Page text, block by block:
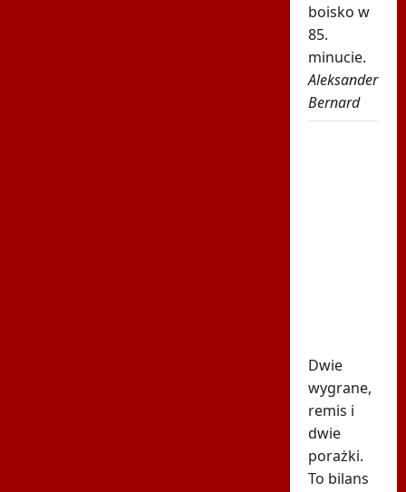
boisko w
85.
minucie.
Aleksander
Bernard
Dwie
wygrane,
remis i
dwie
porażki.
To bilans